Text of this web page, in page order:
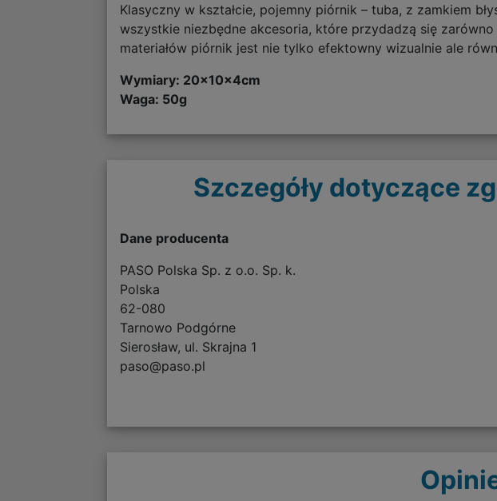
Klasyczny w kształcie, pojemny piórnik – tuba, z zamkiem
wszystkie niezbędne akcesoria, które przydadzą się
materiałów piórnik jest nie tylko efektowny wizualnie ale
Wymiary: 20x10x4cm
Waga: 50g
Szczegóły dotyczące
Dane producenta
PASO Polska Sp. z o.o. Sp. k.
Polska
62-080
Tarnowo Podgórne
Sierosław, ul. Skrajna 1
paso@paso.pl